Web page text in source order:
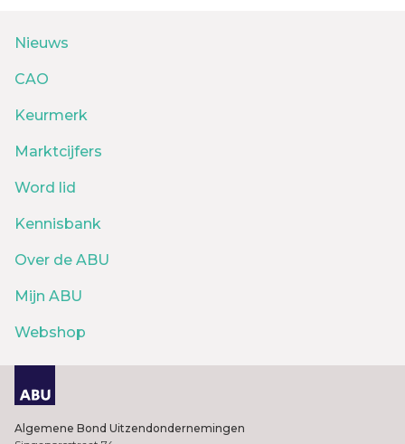
Nieuws
CAO
Keurmerk
Marktcijfers
Word lid
Kennisbank
Over de ABU
Mijn ABU
Webshop
Algemene Bond Uitzendondernemingen